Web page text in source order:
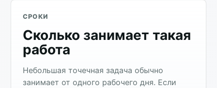
СРОКИ
Сколько занимает такая
работа
Небольшая точечная задача обычно
занимает от одного рабочего дня. Если